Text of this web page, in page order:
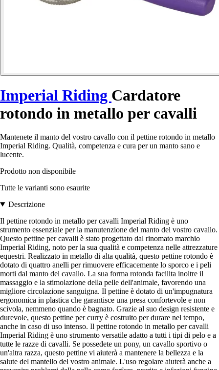
Imperial Riding Cardatore
rotondo in metallo per cavalli
Mantenete il manto del vostro cavallo con il pettine rotondo in metallo
Imperial Riding. Qualità, competenza e cura per un manto sano e
lucente.
Prodotto non disponibile
Tutte le varianti sono esaurite
Descrizione
Il pettine rotondo in metallo per cavalli Imperial Riding è uno
strumento essenziale per la manutenzione del manto del vostro cavallo.
Questo pettine per cavalli è stato progettato dal rinomato marchio
Imperial Riding, noto per la sua qualità e competenza nelle attrezzature
equestri. Realizzato in metallo di alta qualità, questo pettine rotondo è
dotato di quattro anelli per rimuovere efficacemente lo sporco e i peli
morti dal manto del cavallo. La sua forma rotonda facilita inoltre il
massaggio e la stimolazione della pelle dell'animale, favorendo una
migliore circolazione sanguigna. Il pettine è dotato di un'impugnatura
ergonomica in plastica che garantisce una presa confortevole e non
scivola, nemmeno quando è bagnato. Grazie al suo design resistente e
durevole, questo pettine per curry è costruito per durare nel tempo,
anche in caso di uso intenso. Il pettine rotondo in metallo per cavalli
Imperial Riding è uno strumento versatile adatto a tutti i tipi di pelo e a
tutte le razze di cavalli. Se possedete un pony, un cavallo sportivo o
un'altra razza, questo pettine vi aiuterà a mantenere la bellezza e la
salute del mantello del vostro animale. L'uso regolare aiuterà anche a